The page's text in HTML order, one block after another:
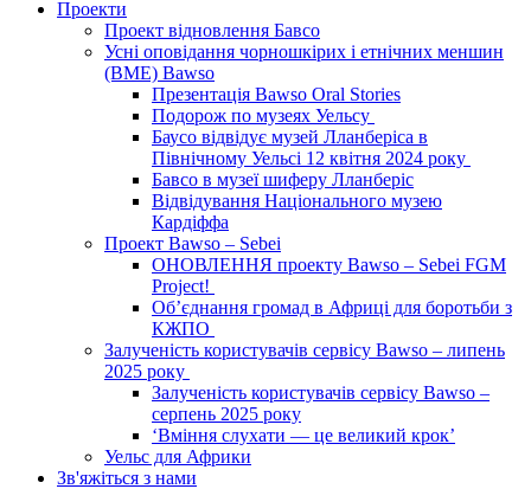
Проекти
Проект відновлення Бавсо
Усні оповідання чорношкірих і етнічних меншин
(BME) Bawso
Презентація Bawso Oral Stories
Подорож по музеях Уельсу
Баусо відвідує музей Лланберіса в
Північному Уельсі 12 квітня 2024 року
Бавсо в музеї шиферу Лланберіс
Відвідування Національного музею
Кардіффа
Проект Bawso – Sebei
ОНОВЛЕННЯ проекту Bawso – Sebei FGM
Project!
Об’єднання громад в Африці для боротьби з
КЖПО
Залученість користувачів сервісу Bawso – липень
2025 року
Залученість користувачів сервісу Bawso –
серпень 2025 року
‘Вміння слухати — це великий крок’
Уельс для Африки
Зв'яжіться з нами